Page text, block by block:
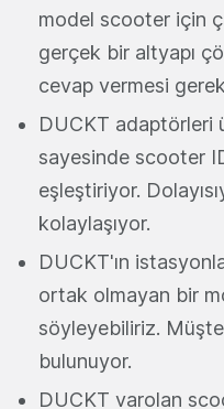
model scooter için
gerçek bir altyapı
cevap vermesi
DUCKT adaptörleri
sayesinde scooter
eşleştiriyor.
kolaylaşıyor.
DUCKT'ın
ortak olmayan bir
söyleyebiliriz.
bulunuyor.
DUCKT varolan